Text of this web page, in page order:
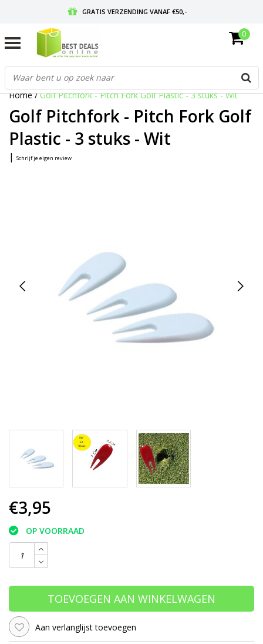
GRATIS VERZENDING VANAF €50,-
GRATIS RETOURNEREN EN 30 DAGEN BEDENKTIJD
0
Home/Golf Pitchfork - Pitch Fork Golf Plastic - 3 stuks - Wit
Golf Pitchfork - Pitch Fork Golf
Plastic - 3 stuks - Wit
| Schrijf je eigen review
€3,95
OP VOORRAAD
TOEVOEGEN AAN WINKELWAGEN
Aan verlanglijst toevoegen